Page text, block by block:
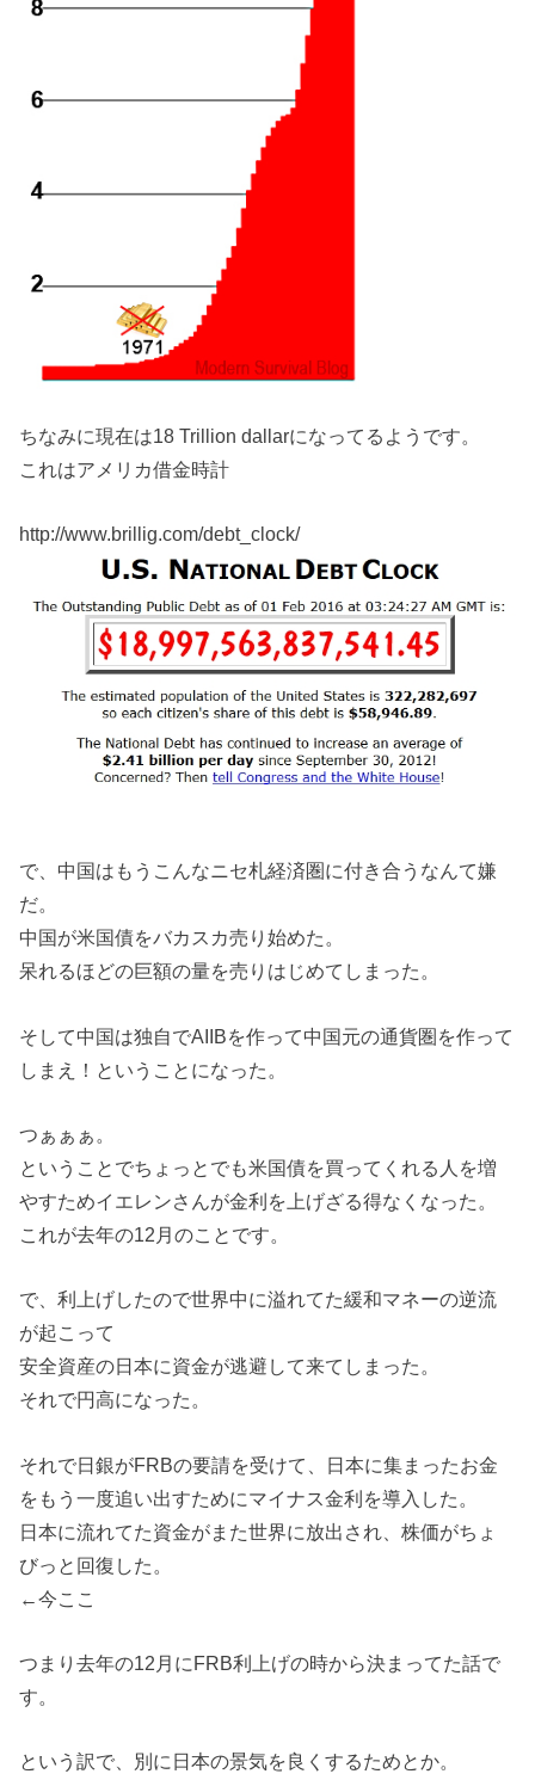
ちなみに現在は18 Trillion dallarになってるようです。
これはアメリカ借金時計
http://www.brillig.com/debt_clock/
で、中国はもうこんなニセ札経済圏に付き合うなんて嫌
だ。
中国が米国債をバカスカ売り始めた。
呆れるほどの巨額の量を売りはじめてしまった。
そして中国は独自でAIIBを作って中国元の通貨圏を作って
しまえ！ということになった。
つぁぁぁ。
ということでちょっとでも米国債を買ってくれる人を増
やすためイエレンさんが金利を上げざる得なくなった。
これが去年の12月のことです。
で、利上げしたので世界中に溢れてた緩和マネーの逆流
が起こって
安全資産の日本に資金が逃避して来てしまった。
それで円高になった。
それで日銀がFRBの要請を受けて、日本に集まったお金
をもう一度追い出すためにマイナス金利を導入した。
日本に流れてた資金がまた世界に放出され、株価がちょ
びっと回復した。
←今ここ
つまり去年の12月にFRB利上げの時から決まってた話で
す。
という訳で、別に日本の景気を良くするためとか。